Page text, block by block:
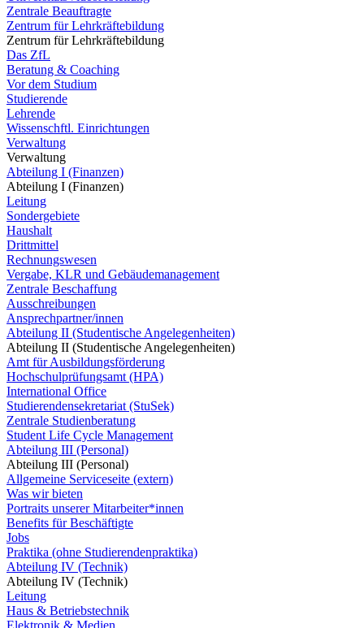
Zentrale Beauftragte
Zentrum für Lehrkräftebildung
Zentrum für Lehrkräftebildung
Das ZfL
Beratung & Coaching
Vor dem Studium
Studierende
Lehrende
Wissenschftl. Einrichtungen
Verwaltung
Verwaltung
Abteilung I (Finanzen)
Abteilung I (Finanzen)
Leitung
Sondergebiete
Haushalt
Drittmittel
Rechnungswesen
Vergabe, KLR und Gebäudemanagement
Zentrale Beschaffung
Ausschreibungen
Ansprechpartner/innen
Abteilung II (Studentische Angelegenheiten)
Abteilung II (Studentische Angelegenheiten)
Amt für Ausbildungsförderung
Hochschulprüfungsamt (HPA)
International Office
Studierendensekretariat (StuSek)
Zentrale Studienberatung
Student Life Cycle Management
Abteilung III (Personal)
Abteilung III (Personal)
Allgemeine Serviceseite (extern)
Was wir bieten
Portraits unserer Mitarbeiter*innen
Benefits für Beschäftigte
Jobs
Praktika (ohne Studierendenpraktika)
Abteilung IV (Technik)
Abteilung IV (Technik)
Leitung
Haus & Betriebstechnik
Elektronik & Medien